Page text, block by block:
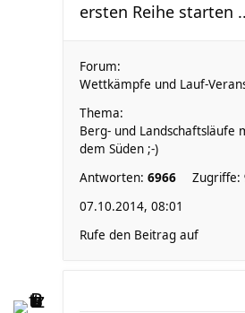
ersten Reihe starten
Forum:
Wettkämpfe und Lauf-
Thema:
Berg- und Landschaftsläufe
dem Süden ;-)
Antworten: 6966 Zugriffe:
07.10.2014, 08:01
Rufe den Beitrag auf